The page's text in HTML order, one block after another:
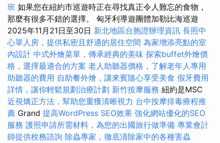
班 如果您在紐約市巡遊時正在尋找真正令人難忘的食物，
那麼有很多不錯的選擇。 匈牙利導遊團體加勒比海巡遊
2025年11月21日至30日 新北地區台胞證辦理資訊 長照中
心單人房，提供私密且舒適的居住空間 為家增添亮點的室
內設計 中式外燴菜單，傳承經典的美味 探索buffet外燴價
格，選擇最適合的方案 老人助聽器價格，了解老年人專用
助聽器的費用 自助餐外燴，讓來賓隨心享受美食 假牙費用
詳情，讓你輕鬆規劃治療計劃 新竹按摩服務 紐約是MSC
近視矯正方法，幫助您重獲清晰視力 台中按摩排毒療程推
薦 Grand 提高WordPress SEO效果 強化網站優化的SEO
服務 護照申請所需材料，為您的出國旅行做準備 專業會計
師提供稅務諮詢 除蟲專家，徹底清除家中的各種害蟲